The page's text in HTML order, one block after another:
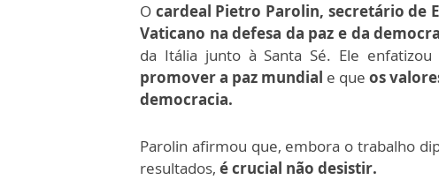
O cardeal Pietro Parolin, secretário de
Vaticano na defesa da paz e da
da Itália junto à Santa Sé. Ele enfatizou
promover a paz mundial e que os
democracia.
Parolin afirmou que, embora o trabalho
resultados, é crucial não desistir.